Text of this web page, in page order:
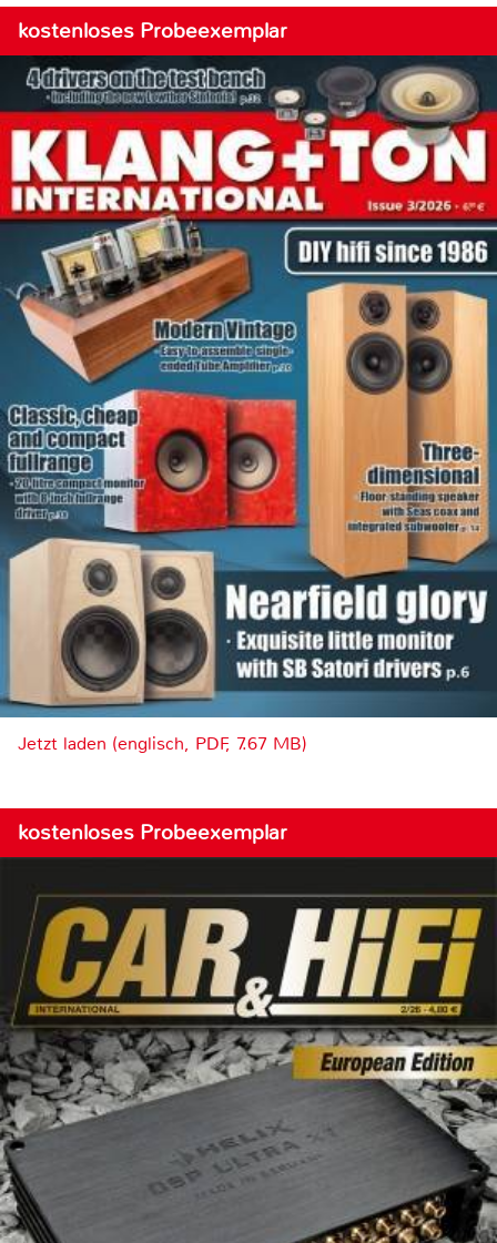
kostenloses Probeexemplar
Jetzt laden (englisch, PDF, 7.67 MB)
kostenloses Probeexemplar